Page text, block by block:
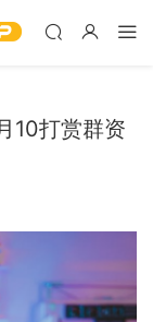
10打赏群资